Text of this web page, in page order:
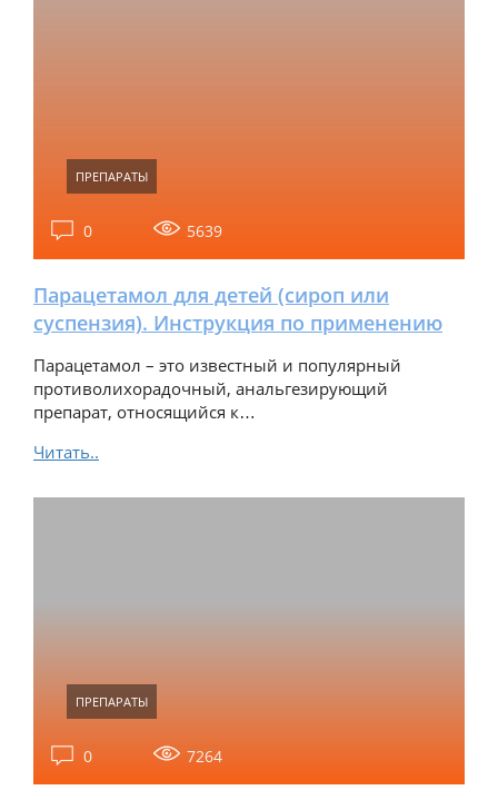
ПРЕПАРАТЫ
0 5639
Парацетамол для детей (сироп или
суспензия). Инструкция по применению
Парацетамол – это известный и популярный
противолихорадочный, анальгезирующий
препарат, относящийся к…
Читать..
ПРЕПАРАТЫ
0 7264